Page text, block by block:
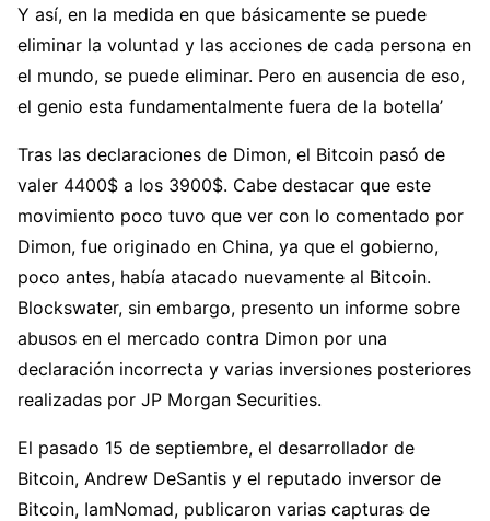
Y así, en la medida en que básicamente se puede
eliminar la voluntad y las acciones de cada persona en
el mundo, se puede eliminar. Pero en ausencia de eso,
el genio esta fundamentalmente fuera de la botella’
Tras las declaraciones de Dimon, el Bitcoin pasó de
valer 4400$ a los 3900$. Cabe destacar que este
movimiento poco tuvo que ver con lo comentado por
Dimon, fue originado en China, ya que el gobierno,
poco antes, había atacado nuevamente al Bitcoin.
Blockswater, sin embargo, presento un informe sobre
abusos en el mercado contra Dimon por una
declaración incorrecta y varias inversiones posteriores
realizadas por JP Morgan Securities.
El pasado 15 de septiembre, el desarrollador de
Bitcoin, Andrew DeSantis y el reputado inversor de
Bitcoin, IamNomad, publicaron varias capturas de